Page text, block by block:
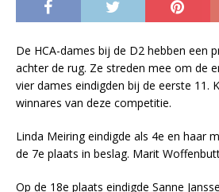
De HCA-dames bij de D2 hebben een
achter de rug. Ze streden mee om de
vier dames eindigden bij de eerste 11.
winnares van deze competitie.
Linda Meiring eindigde als 4e en haar
de 7e plaats in beslag. Marit
Op de 18e plaats eindigde Sanne